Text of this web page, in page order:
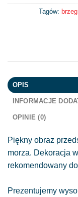
Tagów:
OPIS
INFORMACJE
OPINIE (0)
Piękny obraz
morza. Dekoracja
rekomendowany
Prezentujemy